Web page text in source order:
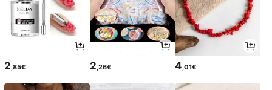
2,85€ 2,26€ 4,01€